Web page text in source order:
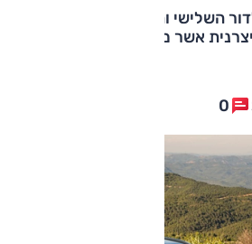
השלישי והעדכני ביותר של
אשר מבטיח שיפור בביצועים
0